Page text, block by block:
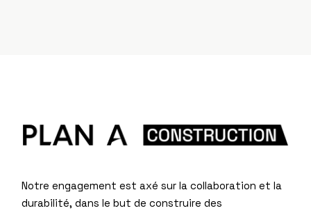
Notre engagement est axé sur la collaboration et la
durabilité, dans le but de construire des